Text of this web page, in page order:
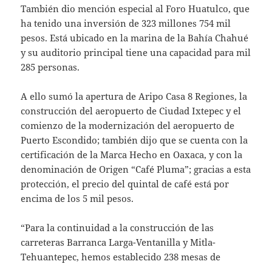
También dio mención especial al Foro Huatulco, que
ha tenido una inversión de 323 millones 754 mil
pesos. Está ubicado en la marina de la Bahía Chahué
y su auditorio principal tiene una capacidad para mil
285 personas.
A ello sumó la apertura de Aripo Casa 8 Regiones, la
construcción del aeropuerto de Ciudad Ixtepec y el
comienzo de la modernización del aeropuerto de
Puerto Escondido; también dijo que se cuenta con la
certificación de la Marca Hecho en Oaxaca, y con la
denominación de Origen “Café Pluma”; gracias a esta
protección, el precio del quintal de café está por
encima de los 5 mil pesos.
“Para la continuidad a la construcción de las
carreteras Barranca Larga-Ventanilla y Mitla-
Tehuantepec, hemos establecido 238 mesas de